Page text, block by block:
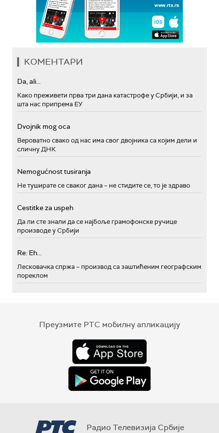
КОМЕНТАРИ
Da, ali...
Како преживети прва три дана катастрофе у Србији, и за
шта нас припрема ЕУ
Dvojnik mog oca
Вероватно свако од нас има свог двојника са којим дели и
сличну ДНК
Nemogućnost tusiranja
Не туширате се сваког дана – не стидите се, то је здраво
Cestitke za uspeh
Да ли сте знали да се најбоље грамофонске ручице
производе у Србији
Re: Eh...
Лесковачка спржа – производ са заштићеним географским
пореклом
Преузмите РТС мобилну апликацију
Радио Телевизија Србије